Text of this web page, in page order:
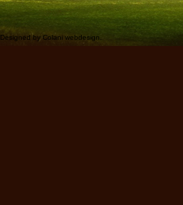
Designed by Colani webdesign